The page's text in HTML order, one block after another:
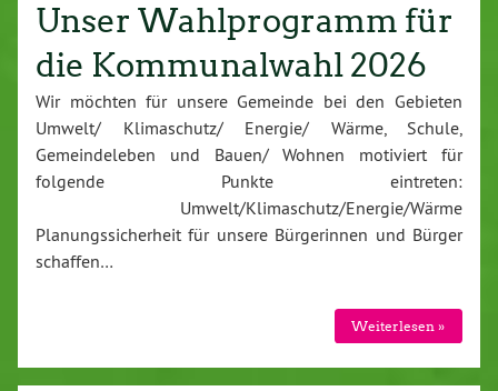
Unser Wahlprogramm für
die Kommunalwahl 2026
Wir möchten für unsere Gemeinde bei den Gebieten
Umwelt/ Klimaschutz/ Energie/ Wärme, Schule,
Gemeindeleben und Bauen/ Wohnen motiviert für
folgende Punkte eintreten:
Umwelt/Klimaschutz/Energie/Wärme
Planungssicherheit für unsere Bürgerinnen und Bürger
schaffen…
Weiterlesen »